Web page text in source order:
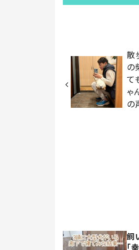
散
の
て
ゃ
の
飼
「